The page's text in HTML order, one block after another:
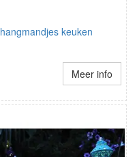
hangmandjes keuken
Meer info